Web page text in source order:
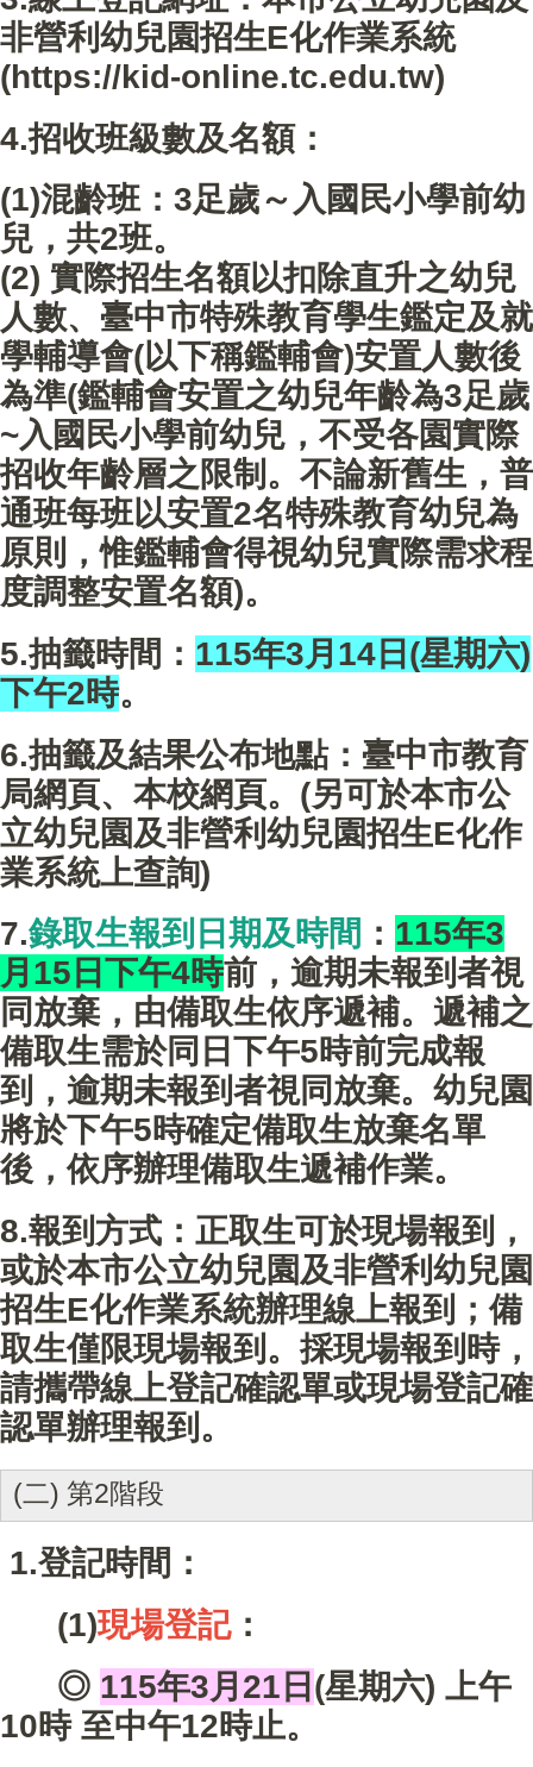
非營利幼兒園招生E化作業系統
(https://kid-online.tc.edu.tw)
4.招收班級數及名額：
(1)混齡班：3足歲～入國民小學前幼
兒，共2班。
(2) 實際招生名額以扣除直升之幼兒
人數、臺中市特殊教育學生鑑定及就
學輔導會(以下稱鑑輔會)安置人數後
為準(鑑輔會安置之幼兒年齡為3足歲
~入國民小學前幼兒，不受各園實際
招收年齡層之限制。不論新舊生，普
通班每班以安置2名特殊教育幼兒為
原則，惟鑑輔會得視幼兒實際需求程
度調整安置名額)。
5.抽籤時間： 115年3月14日(星期六)
下午2時。
6.抽籤及結果公布地點：臺中市教育
局網頁、本校網頁。(另可於本市公
立幼兒園及非營利幼兒園招生E化作
業系統上查詢)
7.錄取生報到日期及時間 ： 115年3
月15日下午4時前，逾期未報到者視
同放棄，由備取生依序遞補。遞補之
備取生需於同日下午5時前完成報
到，逾期未報到者視同放棄。幼兒園
將於下午5時確定備取生放棄名單
後，依序辦理備取生遞補作業。
8.報到方式：正取生可於現場報到，
或於本市公立幼兒園及非營利幼兒園
招生E化作業系統辦理線上報到；備
取生僅限現場報到。採現場報到時，
請攜帶線上登記確認單或現場登記確
認單辦理報到。
(二) 第2階段
1.登記時間：
(1)現場登記：
◎ 115年3月21日 (星期六) 上午
10時 至中午12時止。